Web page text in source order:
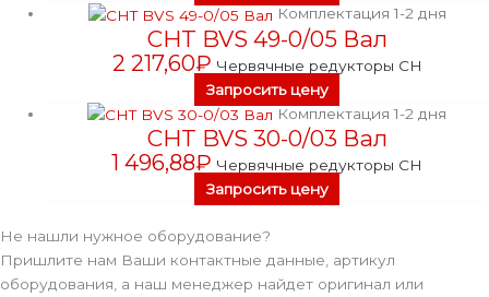
Комплектация 1-2 дня
CHT BVS 49-0/05 Вал
2 217,60₽ Червячные редукторы CH
Запросить цену
Комплектация 1-2 дня
CHT BVS 30-0/03 Вал
1 496,88₽ Червячные редукторы CH
Запросить цену
Не нашли нужное оборудование?
Пришлите нам Ваши контактные данные, артикул
оборудования, а наш менеджер найдет оригинал или